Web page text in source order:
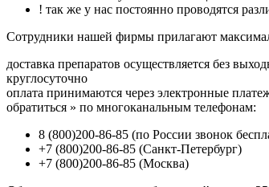
! так же у нас постоянно проводятся
Cотрудники нашей фирмы прилагают
доставка препаратов осуществляется без
круглосуточно
оплата принимаются через электронные
обратиться » по многоканальным телефонам:
8 (800)200-86-85 (по России звонок
+7 (800)200-86-85 (Санкт-Петербург)
+7 (800)200-86-85 (Москва)